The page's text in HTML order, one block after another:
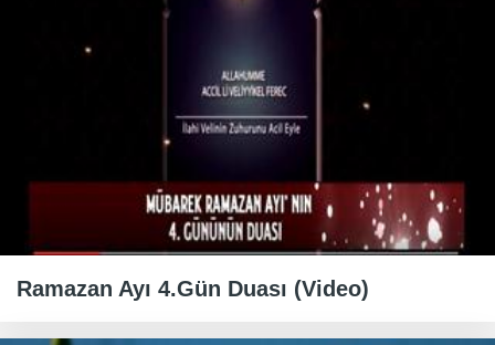
Ramazan Ayı 4.Gün Duası (Video)